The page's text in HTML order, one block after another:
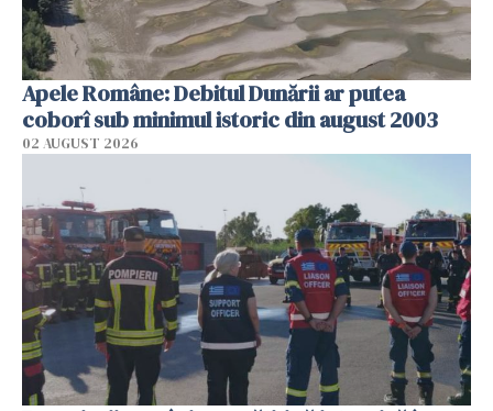
Apele Române: Debitul Dunării ar putea
coborî sub minimul istoric din august 2003
02 AUGUST 2026